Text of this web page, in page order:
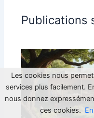
Publications
Les cookies nous
services plus facilement.
nous donnez
ces cookies.